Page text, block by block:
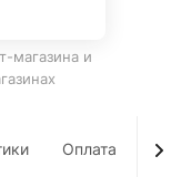
магазина и
Оплата